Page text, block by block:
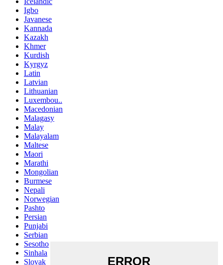
Igbo
Javanese
Kannada
Kazakh
Khmer
Kurdish
Kyrgyz
Latin
Latvian
Lithuanian
Luxembou..
Macedonian
Malagasy
Malay
Malayalam
Maltese
Maori
Marathi
Mongolian
Burmese
Nepali
Norwegian
Pashto
Persian
Punjabi
Serbian
Sesotho
Sinhala
Slovak